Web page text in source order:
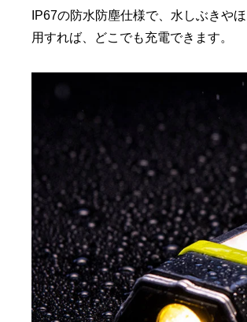
IP67の防水防塵仕様で、水しぶきや
用すれば、どこでも充電できます。